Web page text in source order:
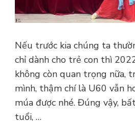
Nếu trước kia chúng ta
chỉ dành cho trẻ con thì
không còn quan trọng nữa,
mình, thậm chí là U60 vẫn
múa được nhé. Đúng vậy,
tuổi, …